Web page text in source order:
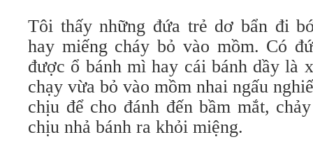
Tôi thấy những đứa trẻ dơ bẩn đi
hay miếng cháy bỏ vào mồm. Có
được ổ bánh mì hay cái bánh dầy là
chạy vừa bỏ vào mồm nhai ngấu
chịu để cho đánh đến bầm mắt,
chịu nhả bánh ra khỏi miệng.